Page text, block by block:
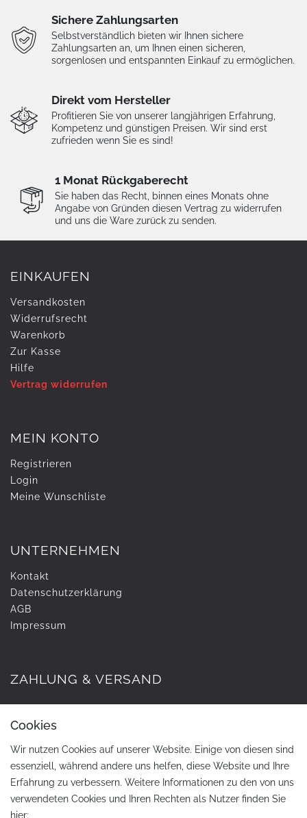
Sichere Zahlungsarten
Selbstverständlich bieten wir Ihnen sichere
Zahlungsarten an, um Ihnen einen sicheren,
sorgenlosen und entspannten Einkauf zu ermöglichen.
Direkt vom Hersteller
Profitieren Sie von unserer langjährigen Erfahrung,
Kompetenz und günstigen Preisen. Wir sind erst
zufrieden wenn Sie es sind!
1 Monat Rückgaberecht
Sie haben das Recht, binnen eines Monats ohne
Angabe von Gründen diesen Vertrag zu widerrufen
und uns die Ware zurück zu senden.
EINKAUFEN
Versandkosten
Widerrufs­recht
Warenkorb
Zur Kasse
Hilfe
Vertrag widerrufen
MEIN KONTO
Registrieren
Login
Meine Wunschliste
UNTERNEHMEN
Kontakt
Daten­schutz­erklärung
AGB
Impressum
ZAHLUNG & VERSAND
Cookies
Wir nutzen Cookies auf unserer Website. Einige von diesen sind
essenziell, während andere uns helfen, diese Website und Ihre
Erfahrung zu verbessern. Weitere Informationen zu den von uns
verwendeten Cookies und Ihren Rechten als Nutzer finden Sie
hier: